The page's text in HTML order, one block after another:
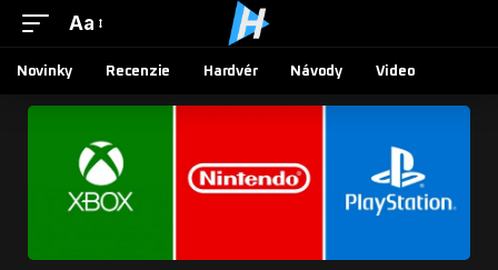
Aa
Novinky Recenzie Hardvér Návody Video